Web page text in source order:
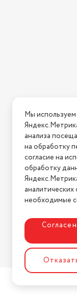
2026 ©
Мы
анализа
на обработку
согласие на
обработку
необходимые